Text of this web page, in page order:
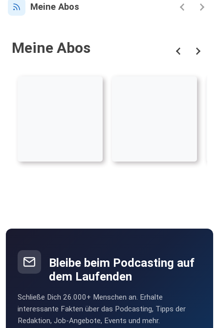
Meine Abos
Meine Abos
Bleibe beim Podcasting auf
dem Laufenden
Schließe Dich 26.000+ Menschen an. Erhalte
interessante Fakten über das Podcasting, Tipps der
Redaktion, Job-Angebote, Events und mehr.